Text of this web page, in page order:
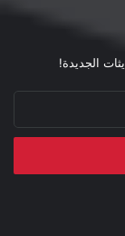
الجديدة!